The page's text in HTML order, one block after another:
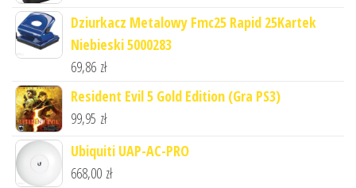
Dziurkacz Metalowy Fmc25 Rapid 25Kartek
Niebieski 5000283
69,86 zł
Resident Evil 5 Gold Edition (Gra PS3)
99,95 zł
Ubiquiti UAP-AC-PRO
668,00 zł